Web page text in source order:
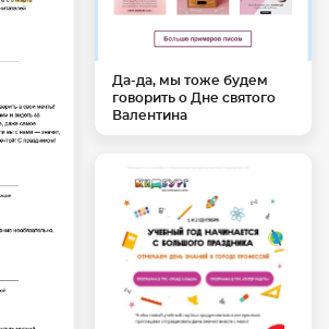
Да-да, мы тоже будем
говорить о Дне святого
Валентина